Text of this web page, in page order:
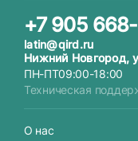
+7 905
latin@qird.ru
Нижний Новгород,
ПН-ПТ09:00-18:00
Техническая
О нас